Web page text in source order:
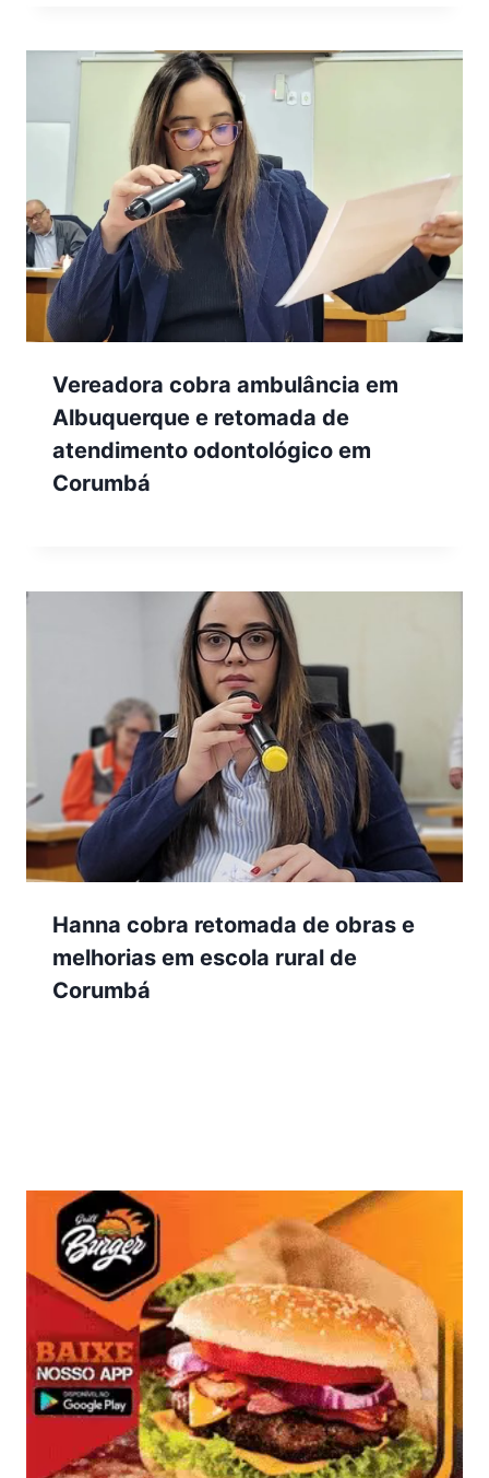
Vereadora cobra ambulância em
Albuquerque e retomada de
atendimento odontológico em
Corumbá
Hanna cobra retomada de obras e
melhorias em escola rural de
Corumbá